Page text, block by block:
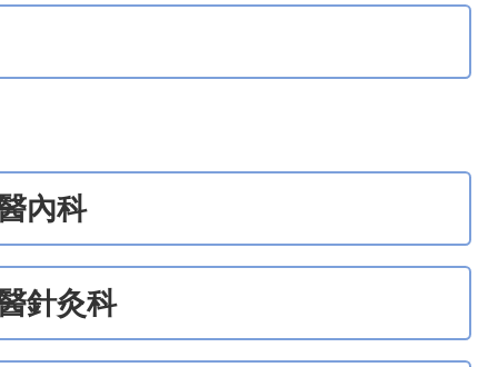
內科
針灸科